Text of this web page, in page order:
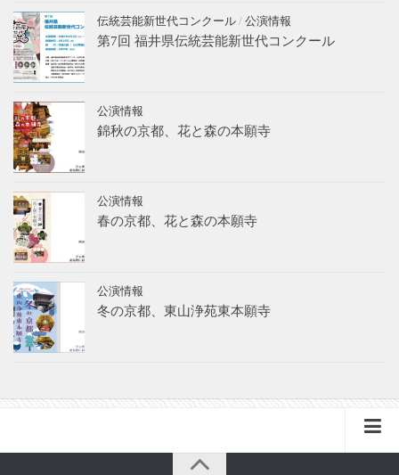
伝統芸能新世代コンクール / 公演情報
第7回 福井県伝統芸能新世代コンクール
公演情報
錦秋の京都、花と森の本願寺
公演情報
春の京都、花と森の本願寺
公演情報
冬の京都、東山浄苑東本願寺